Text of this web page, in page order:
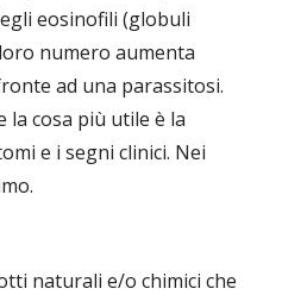
eosinofili (globuli
numero aumenta
ad una parassitosi.
la cosa più utile è la
e i segni clinici. Nei
naturali e/o chimici che